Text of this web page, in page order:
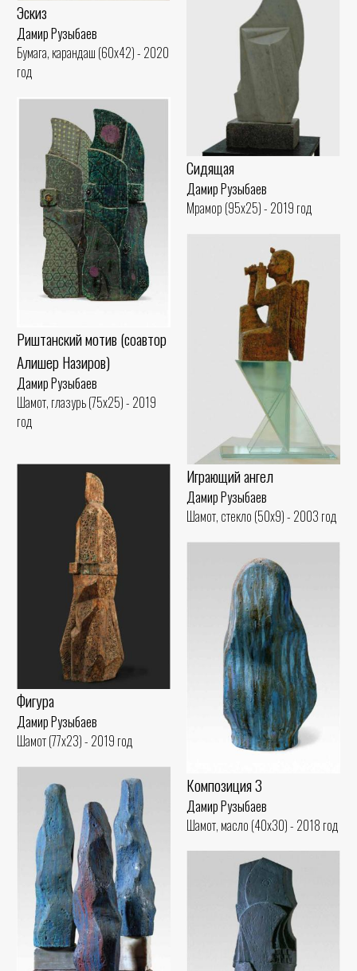
Эскиз
Дамир Рузыбаев
Бумага, карандаш (60x42) - 2020
год
Сидящая
Дамир Рузыбаев
Мрамор (95x25) - 2019 год
Риштанский мотив (соавтор
Алишер Назиров)
Дамир Рузыбаев
Шамот, глазурь (75x25) - 2019
год
Играющий ангел
Дамир Рузыбаев
Шамот, стекло (50x9) - 2003 год
Фигура
Дамир Рузыбаев
Шамот (77x23) - 2019 год
Композиция 3
Дамир Рузыбаев
Шамот, масло (40x30) - 2018 год